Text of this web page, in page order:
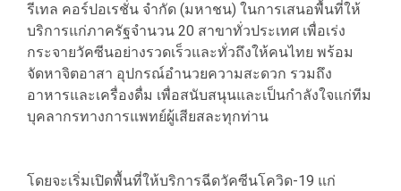
รีเทล คอร์ปอเรชั่น จำกัด (มหาชน) ในการเสนอพื้นที่ให้
บริการแก่ภาครัฐจำนวน 20 สาขาทั่วประเทศ เพื่อเร่ง
กระจายวัคซีนอย่างรวดเร็วและทั่วถึงให้คนไทย พร้อม
จัดหาจิตอาสา อุปกรณ์อำนวยความสะดวก รวมถึง
อาหารและเครื่องดื่ม เพื่อสนับสนุนและเป็นกำลังใจแก่ทีม
บุคลากรทางการแพทย์ผู้เสียสละทุกท่าน
โดยจะเริ่มเปิดพื้นที่ให้บริการฉีดวัคซีนโควิด-19 แก่